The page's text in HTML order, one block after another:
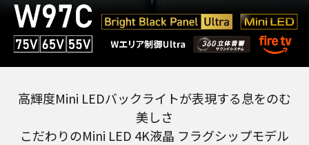
高輝度Mini LEDバックライトが表現する息をのむ
美しさ
こだわりのMini LED 4K液晶 フラグシップモデル